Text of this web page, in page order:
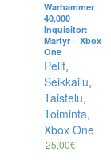
Warhammer
40,000
Inquisitor:
Martyr – Xbox
One
Pelit,
Seikkailu,
Taistelu,
Toiminta,
Xbox One
25,00€